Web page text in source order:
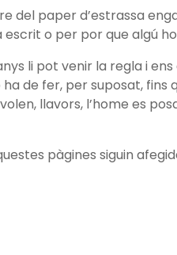
del paper d’estrassa
o per por que algú
li pot venir la regla i
de fer, per suposat, fins
llavors, l’home es
pàgines siguin